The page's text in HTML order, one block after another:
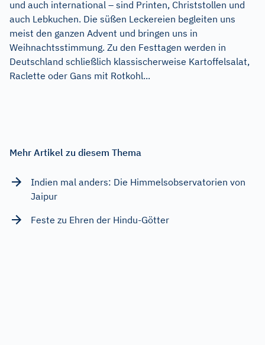
und auch international – sind Printen, Christstollen und
auch Lebkuchen. Die süßen Leckereien begleiten uns
meist den ganzen Advent und bringen uns in
Weihnachtsstimmung. Zu den Festtagen werden in
Deutschland schließlich klassischerweise Kartoffelsalat,
Raclette oder Gans mit Rotkohl...
Mehr Artikel zu diesem Thema
Indien mal anders: Die Himmelsobservatorien von
Jaipur
Feste zu Ehren der Hindu-Götter